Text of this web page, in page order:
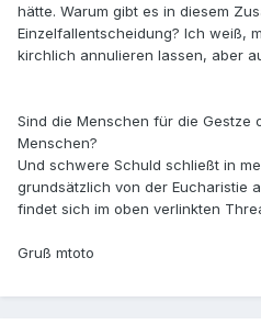
hätte. Warum gibt es in diesem
Einzelfallentscheidung? Ich weiß,
kirchlich annulieren lassen, aber
Sind die Menschen für die Gestze
Menschen?
Und schwere Schuld schließt in
grundsätzlich von der Eucharistie
findet sich im oben verlinkten
Gruß mtoto